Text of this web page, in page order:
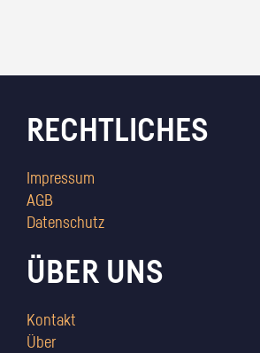
RECHTLICHES
Impressum
AGB
Datenschutz
ÜBER UNS
Kontakt
Über